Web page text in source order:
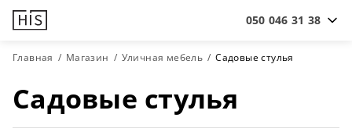
050 046 31 38
Главная Магазин Уличная мебель Садовые стулья
Садовые стулья